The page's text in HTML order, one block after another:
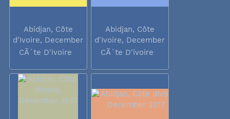
Abidjan, Côte
d'Ivoire, December
2017
CÃ´te D'ivoire
Abidjan, Côte
d'Ivoire, December
2017
CÃ´te D'ivoire